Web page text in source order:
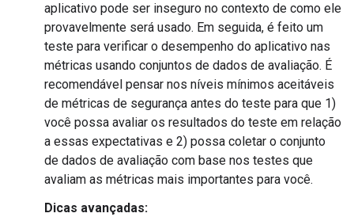
aplicativo pode ser inseguro no contexto de como ele
provavelmente será usado. Em seguida, é feito um
teste para verificar o desempenho do aplicativo nas
métricas usando conjuntos de dados de avaliação. É
recomendável pensar nos níveis mínimos aceitáveis
de métricas de segurança antes do teste para que 1)
você possa avaliar os resultados do teste em relação
a essas expectativas e 2) possa coletar o conjunto
de dados de avaliação com base nos testes que
avaliam as métricas mais importantes para você.
Dicas avançadas: